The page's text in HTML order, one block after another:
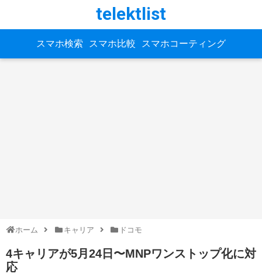
telektlist
スマホ検索 スマホ比較 スマホコーティング
ホーム キャリア ドコモ
4キャリアが5月24日〜MNPワンストップ化に対
応